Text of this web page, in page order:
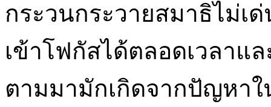
กระวนกระวายสมาธิไม่เ
เข้าโฟกัสได้ตลอดเวลา
ตามมามักเกิดจากปัญหาใ